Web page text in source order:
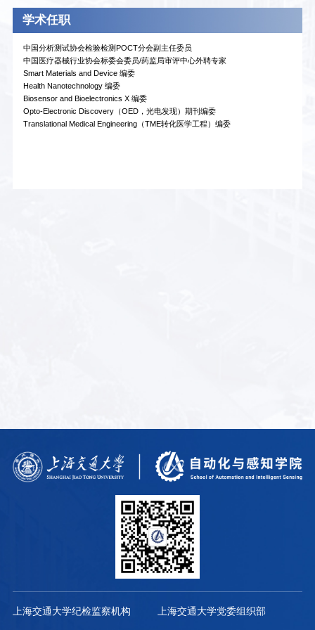
学术任职
中国分析测试协会检验检测POCT分会副主任委员
中国医疗器械行业协会标委会委员/药监局审评中心外聘专家
Smart Materials and Device 编委
Health Nanotechnology 编委
Biosensor and Bioelectronics X 编委
Opto-Electronic Discovery（OED，光电发现）期刊编委
Translational Medical Engineering（TME转化医学工程）编委
上海交通大学纪检监察机构 上海交通大学党委组织部